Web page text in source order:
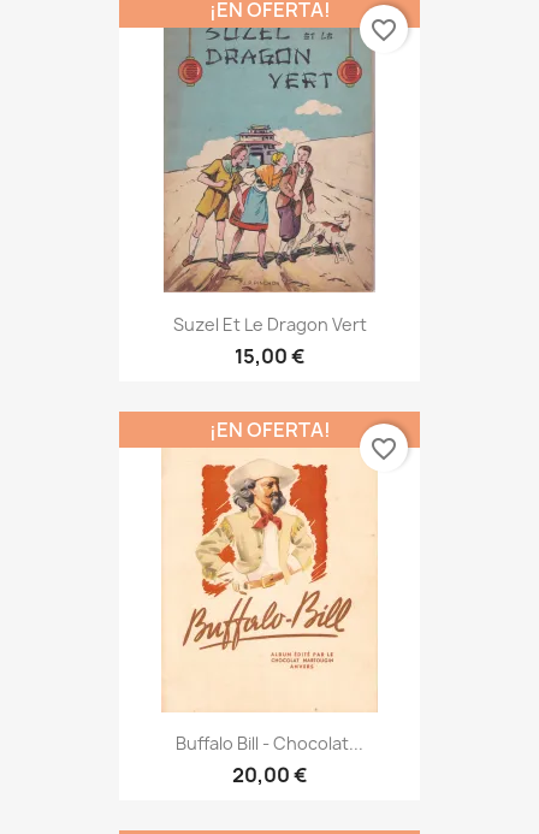
Suzel Et Le Dragon Vert
15,00 €
¡EN OFERTA!
favorite_border
Buffalo Bill - Chocolat...
20,00 €
¡EN OFERTA!
favorite_border